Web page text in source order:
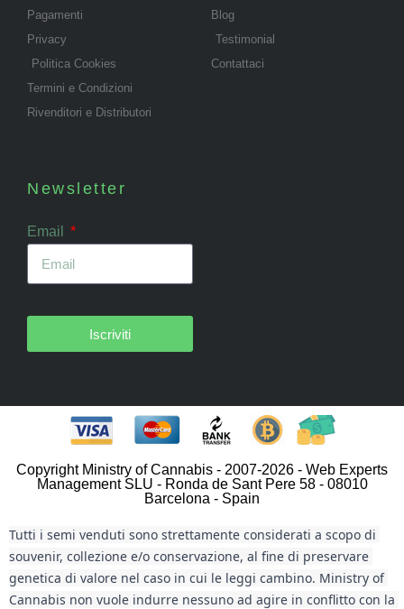
Pagamenti
Privacy
Politica Cookies
Termini e Condizioni
Rivenditori e Distributori
Blog
Testimonial
Contattaci
Newsletter
Email
Iscriviti
Copyright Ministry of Cannabis - 2007-2026 - Web Experts
Management SLU - Ronda de Sant Pere 58 - 08010
Barcelona - Spain
Tutti i semi venduti sono strettamente considerati a scopo di
souvenir, collezione e/o conservazione, al fine di preservare
genetica di valore nel caso in cui le leggi cambino. Ministry of
Cannabis non vuole indurre nessuno ad agire in conflitto con la